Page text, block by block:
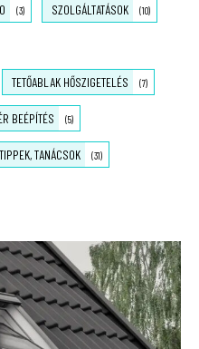
(3) SZOLGÁLTATÁSOK (10)
TETŐABLAK HŐSZIGETELÉS (7)
BEÉPÍTÉS (5)
TIPPEK, TANÁCSOK (31)